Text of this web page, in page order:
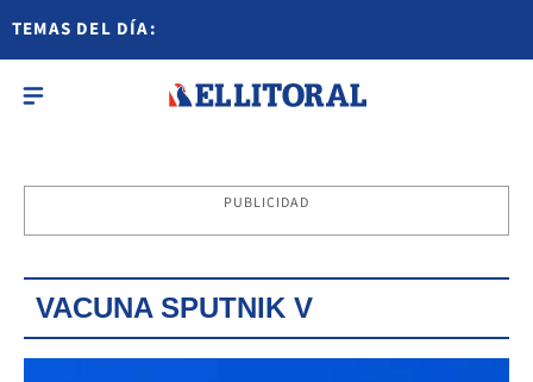
TEMAS DEL DÍA:
PUBLICIDAD
VACUNA SPUTNIK V